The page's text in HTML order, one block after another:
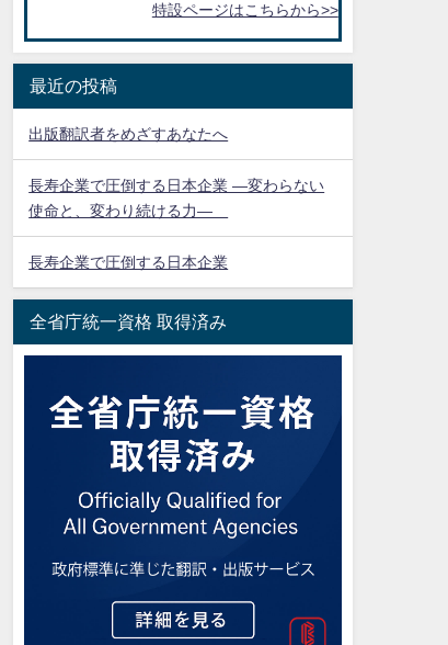
特設ページはこちらから>>
最近の投稿
出版翻訳者をめざすあなたへ
長寿企業で圧倒する日本企業 ―変わらない
使命と、変わり続ける力―
長寿企業で圧倒する日本企業
全省庁統一資格 取得済み